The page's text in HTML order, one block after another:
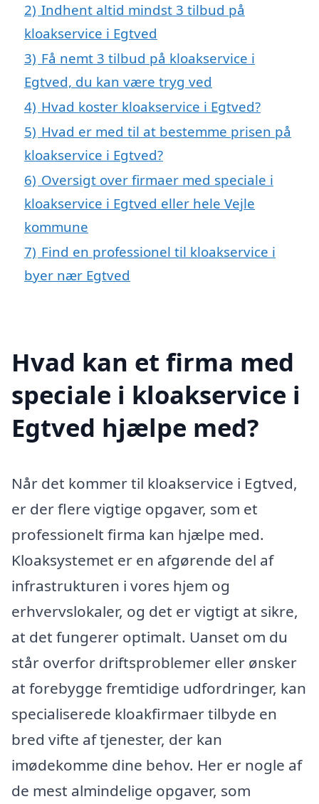
2) Indhent altid mindst 3 tilbud på
kloakservice i Egtved
3) Få nemt 3 tilbud på kloakservice i
Egtved, du kan være tryg ved
4) Hvad koster kloakservice i Egtved?
5) Hvad er med til at bestemme prisen på
kloakservice i Egtved?
6) Oversigt over firmaer med speciale i
kloakservice i Egtved eller hele Vejle
kommune
7) Find en professionel til kloakservice i
byer nær Egtved
Hvad kan et firma med
speciale i kloakservice i
Egtved hjælpe med?
Når det kommer til kloakservice i Egtved,
er der flere vigtige opgaver, som et
professionelt firma kan hjælpe med.
Kloaksystemet er en afgørende del af
infrastrukturen i vores hjem og
erhvervslokaler, og det er vigtigt at sikre,
at det fungerer optimalt. Uanset om du
står overfor driftsproblemer eller ønsker
at forebygge fremtidige udfordringer, kan
specialiserede kloakfirmaer tilbyde en
bred vifte af tjenester, der kan
imødekomme dine behov. Her er nogle af
de mest almindelige opgaver, som